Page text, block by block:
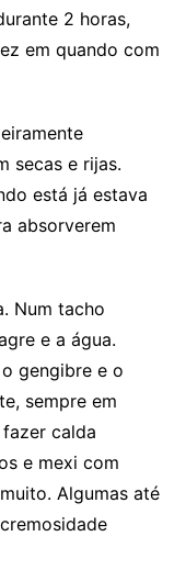
2 horas,
em quando com
secas e rijas.
está já estava
absorverem
Num tacho
e a água.
gengibre e o
sempre em
calda
e mexi com
Algumas até